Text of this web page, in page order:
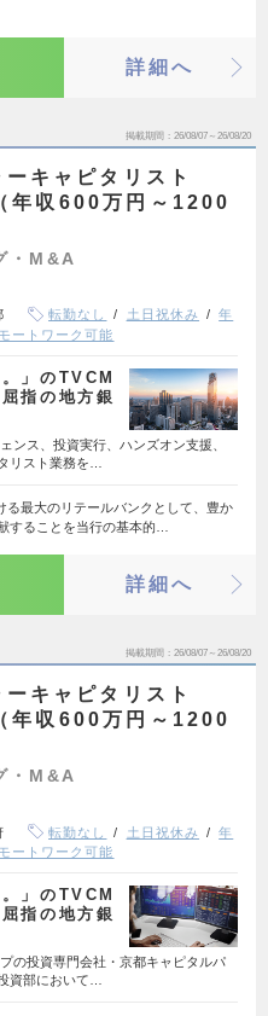
詳細へ
掲載期間 26/08/07～26/08/20
ーキャピタリスト
年収600万円～1200
・M&A
転勤なし 土日祝休み
年
ートワーク可能
」のTVCM
指の地方銀
ンス、投資実行、ハンズオン支援、
リスト業務を…
る最大のリテールバンクとして、豊か
することを当行の基本的…
詳細へ
掲載期間 26/08/07～26/08/20
ーキャピタリスト
年収600万円～1200
・M&A
転勤なし 土日祝休み
年
ートワーク可能
」のTVCM
指の地方銀
の投資専門会社・京都キャピタルパ
資部において…